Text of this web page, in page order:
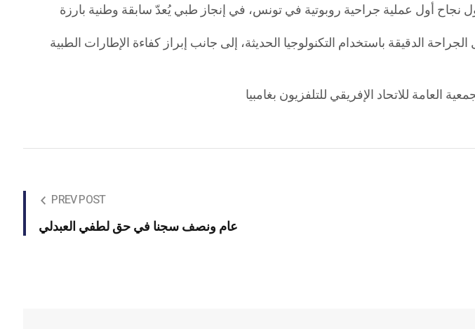
الدقيقة باستخدام التكنولوجيا الحديثة، إلى جانب إبراز كفاءة الإطارات الطبية
للاتحاد الإفريقي للتلفزيون بغامبيا
PREV POST
عام ونصف سجنا في حق لطفي العبدلي